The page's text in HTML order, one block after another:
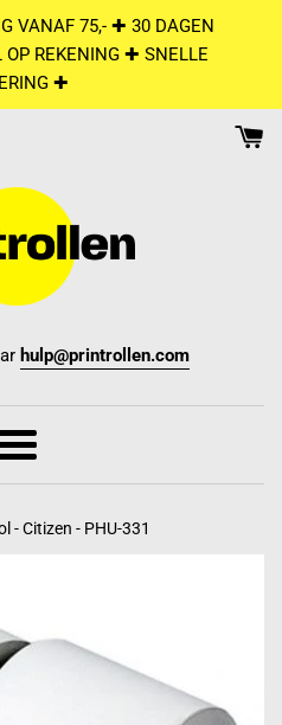
VANAF 75,- ✚ 30 DAGEN
REKENING ✚ SNELLE
✚
hulp@printrollen.com
Menu
- Citizen - PHU-331